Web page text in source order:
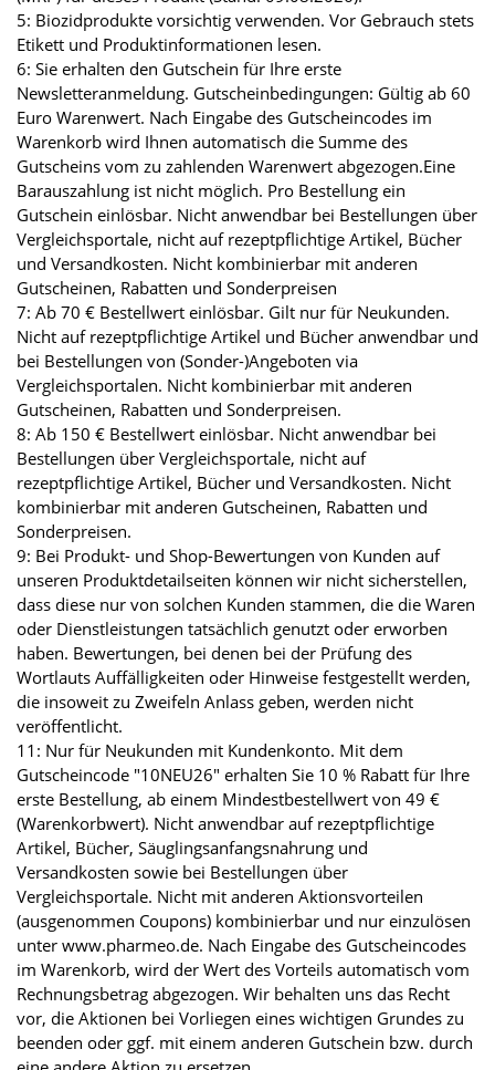
5: Biozidprodukte vorsichtig verwenden. Vor Gebrauch stets
Etikett und Produktinformationen lesen.
6: Sie erhalten den Gutschein für Ihre erste
Newsletteranmeldung. Gutscheinbedingungen: Gültig ab 60
Euro Warenwert. Nach Eingabe des Gutscheincodes im
Warenkorb wird Ihnen automatisch die Summe des
Gutscheins vom zu zahlenden Warenwert abgezogen.Eine
Barauszahlung ist nicht möglich. Pro Bestellung ein
Gutschein einlösbar. Nicht anwendbar bei Bestellungen über
Vergleichsportale, nicht auf rezeptpflichtige Artikel, Bücher
und Versandkosten. Nicht kombinierbar mit anderen
Gutscheinen, Rabatten und Sonderpreisen
7: Ab 70 € Bestellwert einlösbar. Gilt nur für Neukunden.
Nicht auf rezeptpflichtige Artikel und Bücher anwendbar und
bei Bestellungen von (Sonder-)Angeboten via
Vergleichsportalen. Nicht kombinierbar mit anderen
Gutscheinen, Rabatten und Sonderpreisen.
8: Ab 150 € Bestellwert einlösbar. Nicht anwendbar bei
Bestellungen über Vergleichsportale, nicht auf
rezeptpflichtige Artikel, Bücher und Versandkosten. Nicht
kombinierbar mit anderen Gutscheinen, Rabatten und
Sonderpreisen.
9: Bei Produkt- und Shop-Bewertungen von Kunden auf
unseren Produktdetailseiten können wir nicht sicherstellen,
dass diese nur von solchen Kunden stammen, die die Waren
oder Dienstleistungen tatsächlich genutzt oder erworben
haben. Bewertungen, bei denen bei der Prüfung des
Wortlauts Auffälligkeiten oder Hinweise festgestellt werden,
die insoweit zu Zweifeln Anlass geben, werden nicht
veröffentlicht.
11: Nur für Neukunden mit Kundenkonto. Mit dem
Gutscheincode "10NEU26" erhalten Sie 10 % Rabatt für Ihre
erste Bestellung, ab einem Mindestbestellwert von 49 €
(Warenkorbwert). Nicht anwendbar auf rezeptpflichtige
Artikel, Bücher, Säuglingsanfangsnahrung und
Versandkosten sowie bei Bestellungen über
Vergleichsportale. Nicht mit anderen Aktionsvorteilen
(ausgenommen Coupons) kombinierbar und nur einzulösen
unter www.pharmeo.de. Nach Eingabe des Gutscheincodes
im Warenkorb, wird der Wert des Vorteils automatisch vom
Rechnungsbetrag abgezogen. Wir behalten uns das Recht
vor, die Aktionen bei Vorliegen eines wichtigen Grundes zu
beenden oder ggf. mit einem anderen Gutschein bzw. durch